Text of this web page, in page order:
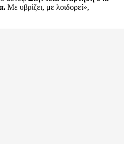
Με υβρίζει, με λοιδορεί»,